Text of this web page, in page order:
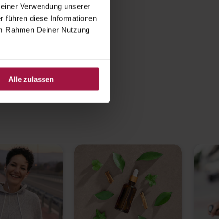
Verwendung unserer
führen diese Informationen
Rahmen Deiner Nutzung
Alle zulassen
Gesundheit.